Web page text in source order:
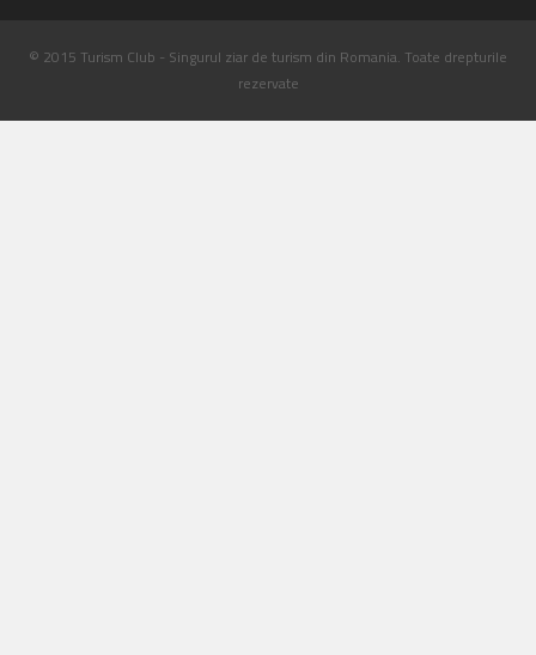
© 2015 Turism Club - Singurul ziar de turism din Romania. Toate drepturile
rezervate